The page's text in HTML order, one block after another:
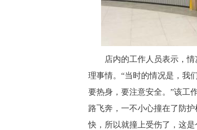
店内的工作人员表示，情
理事情。“当时的情况是，我
要热身，要注意安全。”该工
路飞奔，一不小心撞在了防护
快，所以就撞上受伤了，这